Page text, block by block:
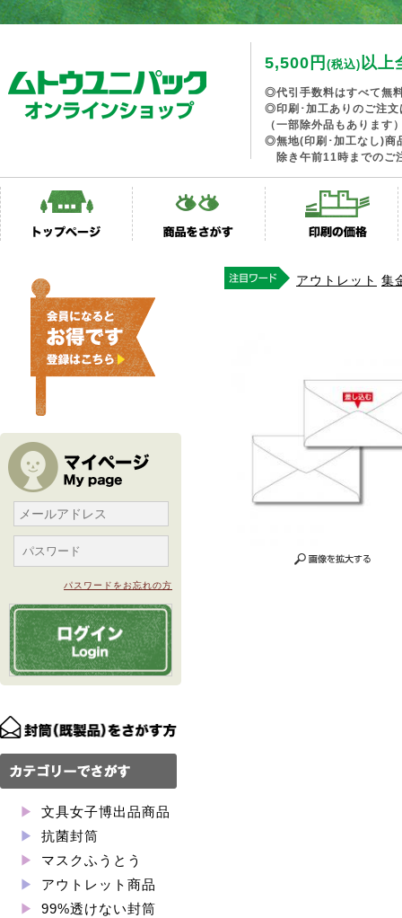
5,500円 (税込)以上
◎代引手数料はすべて無
◎印刷･加工ありのご注文
（一部除外品もあります
◎無地(印刷･加工なし)商
除き午前11時までのご
パスワードをお忘れの方
文具女子博出品商品
抗菌封筒
マスクふうとう
アウトレット商品
99%透けない封筒
アウトレット 集